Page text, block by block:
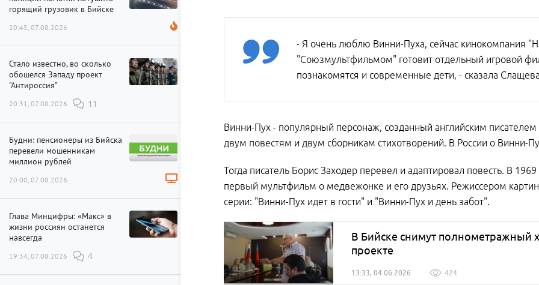
горящий грузовик в Бийске
20:45, 07.08.2026
Стало известно, во сколько
обошелся Западу проект
"Антироссия"
20:31, 07.08.2026 11
Будни: пенсионеры из Бийска
перевели мошенникам
миллион рублей
20:00, 07.08.2026
Глава Минцифры: «Макс» в
жизни россиян останется
навсегда
19:34, 07.08.2026 4
- Я очень люблю Винни-Пуха, сейчас кинокомпания
"Союзмультфильмом" готовит отдельный игровой
познакомятся и современные дети, - сказала
Винни-Пух - популярный персонаж, созданный английским
двум повестям и двум сборникам стихотворений. В России о Винни-
Тогда писатель Борис Заходер перевел и адаптировал повесть. В
первый мультфильм о медвежонке и его друзьях. Режиссером
серии: "Винни-Пух идет в гости" и "Винни-Пух и день забот".
В Бийске снимут полнометражный
проекте
13:33, 04.06.2026 424